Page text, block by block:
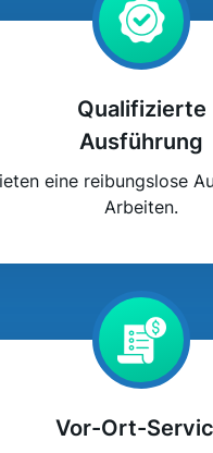
Qualifizierte
Ausführung
eine reibungslose
Arbeiten.
Vor-Ort-